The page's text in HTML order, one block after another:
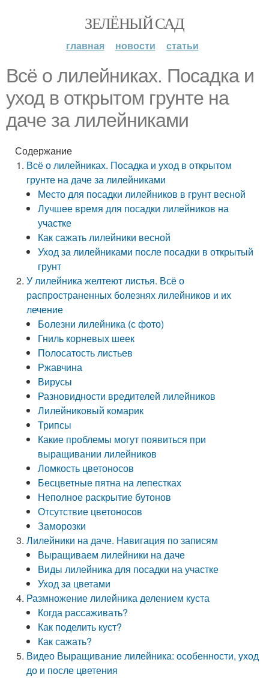
ЗЕЛЁНЫЙ САД
главная новости статьи
Всё о лилейниках. Посадка и
уход в открытом грунте на
даче за лилейниками
Содержание
Всё о лилейниках. Посадка и уход в открытом
грунте на даче за лилейниками
Место для посадки лилейников в грунт весной
Лучшее время для посадки лилейников на
участке
Как сажать лилейники весной
Уход за лилейниками после посадки в открытый
грунт
У лилейника желтеют листья. Всё о
распространенных болезнях лилейников и их
лечение
Болезни лилейника (с фото)
Гниль корневых шеек
Полосатость листьев
Ржавчина
Вирусы
Разновидности вредителей лилейников
Лилейниковый комарик
Трипсы
Какие проблемы могут появиться при
выращивании лилейников
Ломкость цветоносов
Бесцветные пятна на лепестках
Неполное раскрытие бутонов
Отсутствие цветоносов
Заморозки
Лилейники на даче. Навигация по записям
Выращиваем лилейники на даче
Виды лилейника для посадки на участке
Уход за цветами
Размножение лилейника делением куста
Когда рассаживать?
Как поделить куст?
Как сажать?
Видео Выращивание лилейника: особенности, уход
до и после цветения